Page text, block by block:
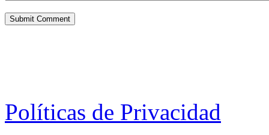
Políticas de Privacidad